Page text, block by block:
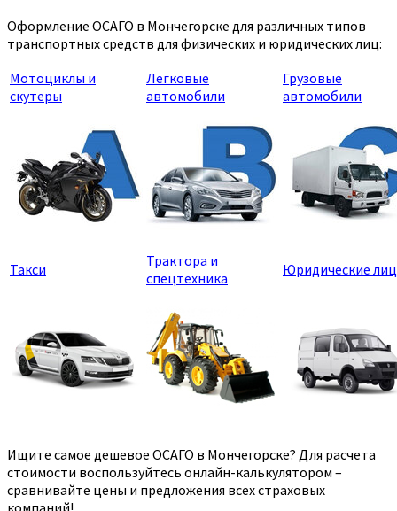
Оформление ОСАГО в Мончегорске для различных типов
транспортных средств для физических и юридических лиц:
Мотоциклы и
скутеры
Легковые
автомобили
Грузовые
автомобили
Такси
Трактора и
спецтехника
Юридические
Ищите самое дешевое ОСАГО в Мончегорске? Для расчета
стоимости воспользуйтесь онлайн-калькулятором –
сравнивайте цены и предложения всех страховых